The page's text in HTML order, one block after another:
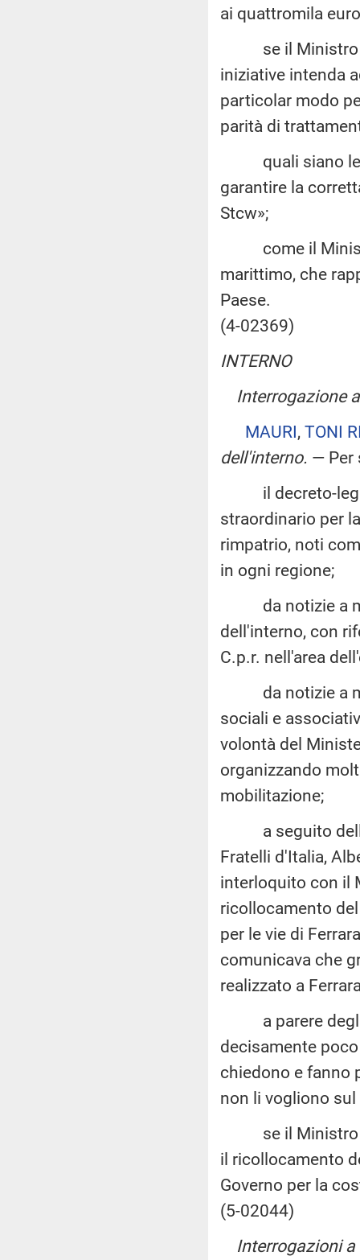
ai quattromila
se il Ministro
iniziative intenda
particolar modo
parità di
quali siano le
garantire la
Stcw»;
come il
marittimo, che
Paese.
(4-02369)
INTERNO
Interrogazione
MAURI, TONI
dell'interno. — Per
il decreto-legge
straordinario per
rimpatrio, noti
in ogni regione;
da notizie a
dell'interno, con
C.p.r. nell'area
da notizie a
sociali e
volontà del
organizzando
mobilitazione;
a seguito delle
Fratelli d'Italia,
interloquito con il
ricollocamento
per le vie di
comunicava che
realizzato a
a parere degli
decisamente
chiedono e fanno
non li vogliono
se il Ministro
il ricollocamento
Governo per la
(5-02044)
Interrogazioni